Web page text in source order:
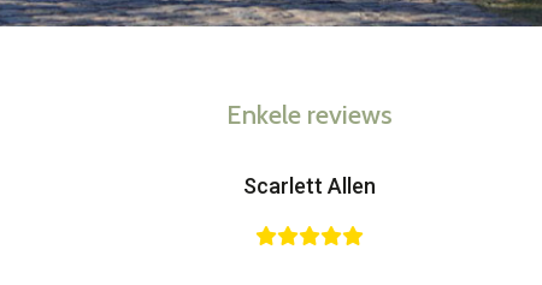
Enkele reviews
Scarlett Allen